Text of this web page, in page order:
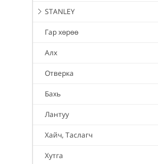
STANLEY
Гар хөрөө
Алх
Отверка
Бахь
Лантуу
Хайч, Таслагч
Хутга